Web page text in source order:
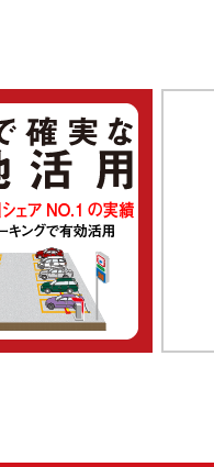
全日
入
料金
津島
中心
最大料金あり